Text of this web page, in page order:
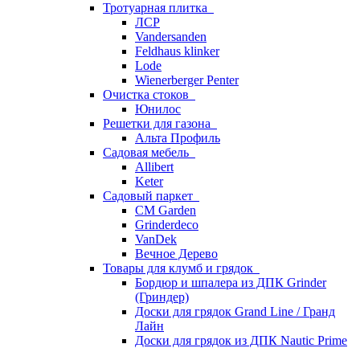
Тротуарная плитка
ЛСР
Vandersanden
Feldhaus klinker
Lode
Wienerberger Penter
Очистка стоков
Юнилос
Решетки для газона
Альта Профиль
Садовая мебель
Allibert
Keter
Садовый паркет
CM Garden
Grinderdeco
VanDek
Вечное Дерево
Товары для клумб и грядок
Бордюр и шпалера из ДПК Grinder
(Гриндер)
Доски для грядок Grand Line / Гранд
Лайн
Доски для грядок из ДПК Nautic Prime